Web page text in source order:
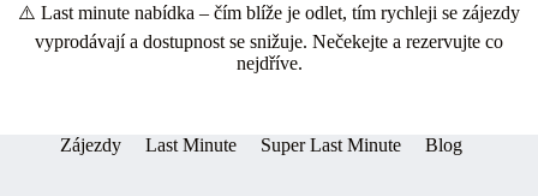
bo
ok
se
ng
ts re
⚠️ Last minute nabídka – čím blíže je odlet, tím rychleji se zájezdy
vyprodávají a dostupnost se snižuje. Nečekejte a rezervujte co
nejdříve.
Zájezdy Last Minute Super Last Minute Blog